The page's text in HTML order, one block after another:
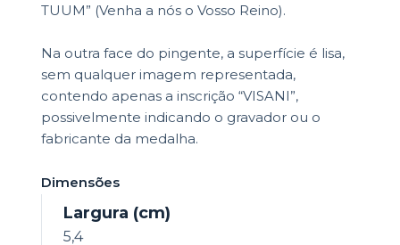
TUUM” (Venha a nós o Vosso Reino).
Na outra face do pingente, a superfície é lisa,
sem qualquer imagem representada,
contendo apenas a inscrição “VISANI”,
possivelmente indicando o gravador ou o
fabricante da medalha.
Dimensões
Largura (cm)
5,4